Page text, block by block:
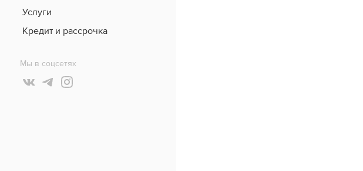
Услуги
Кредит и рассрочка
Мы в соцсетях